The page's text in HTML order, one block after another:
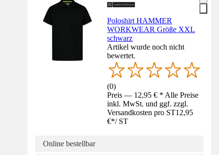
Poloshirt HAMMER
WORKWEAR Größe XXL
schwarz
Artikel wurde noch nicht
bewertet.
(0)
Preis — 12,95 € * Alle Preise
inkl. MwSt. und ggf. zzgl.
Versandkosten pro ST12,95
€*/ ST
Online bestellbar